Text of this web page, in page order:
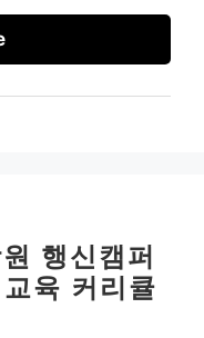
행신캠퍼
육 커리큘